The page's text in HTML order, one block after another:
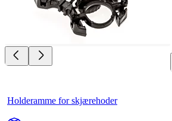
Holderamme for skjærehoder